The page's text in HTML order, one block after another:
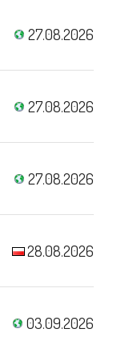
27.08.2026
27.08.2026
27.08.2026
28.08.2026
03.09.2026